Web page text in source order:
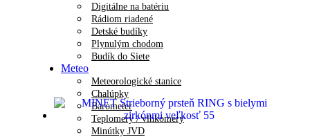
Digitálne na batériu
Rádiom riadené
Detské budíky
Plynulým chodom
Budík do Siete
Meteo
Meteorologické stanice
Chalúpky
Barometer
Teplomery / vlhkomery
Minútky JVD